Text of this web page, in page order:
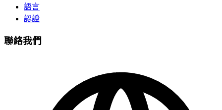
語言
認證
聯絡我們